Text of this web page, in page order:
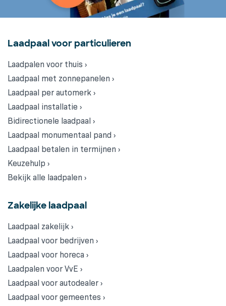
Laadpaal voor particulieren
Laadpalen voor thuis ›
Laadpaal met zonnepanelen ›
Laadpaal per automerk ›
Laadpaal installatie ›
Bidirectionele laadpaal ›
Laadpaal monumentaal pand ›
Laadpaal betalen in termijnen ›
Keuzehulp ›
Bekijk alle laadpalen ›
Zakelijke laadpaal
Laadpaal zakelijk ›
Laadpaal voor bedrijven ›
Laadpaal voor horeca ›
Laadpalen voor VvE ›
Laadpaal voor autodealer ›
Laadpaal voor gemeentes ›